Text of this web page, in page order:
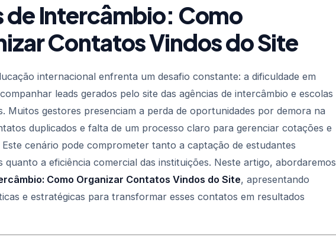
de Intercâmbio: Como
Contatos Vindos do Site
internacional enfrenta um desafio constante: a dificuldade em
leads gerados pelo site das agências de intercâmbio e escolas
Muitos gestores presenciam a perda de oportunidades por demora na
duplicados e falta de um processo claro para gerenciar cotações e
Este cenário pode comprometer tanto a captação de estudantes
quanto a eficiência comercial das instituições. Neste artigo, abordaremos
Como Organizar Contatos Vindos do Site, apresentando
e estratégicas para transformar esses contatos em resultados